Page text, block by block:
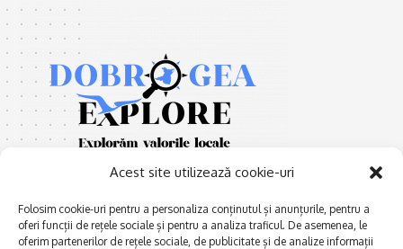
Acest site utilizează cookie-uri
Folosim cookie-uri pentru a personaliza conținutul și anunțurile, pentru a
oferi funcții de rețele sociale și pentru a analiza traficul. De asemenea, le
oferim partenerilor de rețele sociale, de publicitate și de analize informații